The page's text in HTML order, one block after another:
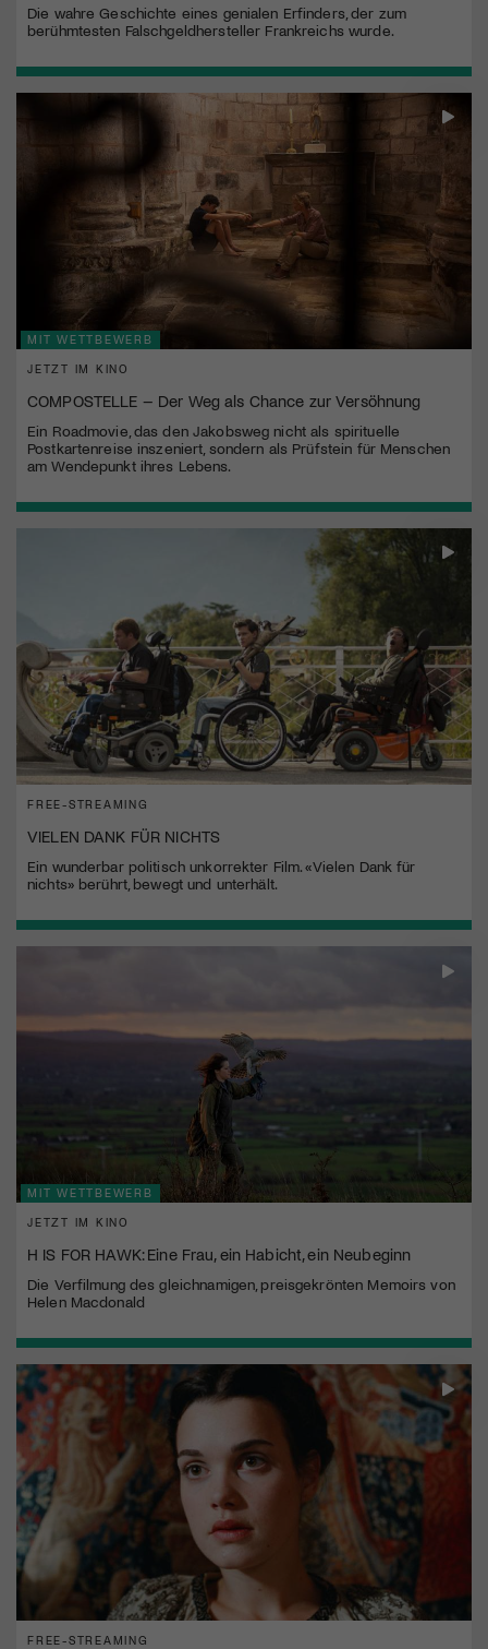
Die wahre Geschichte eines genialen Erfinders, der zum
berühmtesten Falschgeldhersteller Frankreichs wurde.
MIT WETTBEWERB
JETZT IM KINO
COMPOSTELLE – Der Weg als Chance zur Versöhnung
Ein Roadmovie, das den Jakobsweg nicht als spirituelle
Postkartenreise inszeniert, sondern als Prüfstein für Menschen
am Wendepunkt ihres Lebens.
FREE-STREAMING
VIELEN DANK FÜR NICHTS
Ein wunderbar politisch unkorrekter Film. «Vielen Dank für
nichts» berührt, bewegt und unterhält.
MIT WETTBEWERB
JETZT IM KINO
H IS FOR HAWK: Eine Frau, ein Habicht, ein Neubeginn
Die Verfilmung des gleichnamigen, preisgekrönten Memoirs von
Helen Macdonald
FREE-STREAMING